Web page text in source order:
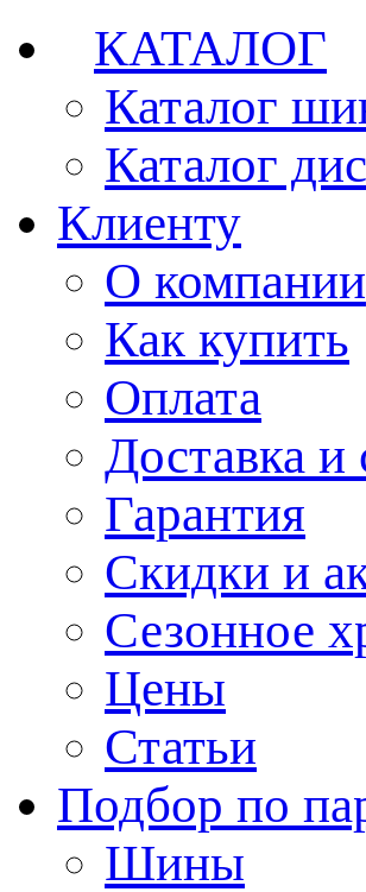
КАТАЛОГ
Каталог
Каталог
Клиенту
О компании
Как купить
Оплата
Доставка и
Гарантия
Скидки и
Сезонное
Цены
Статьи
Подбор по
Шины